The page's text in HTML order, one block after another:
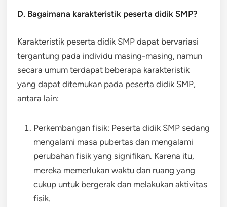
D. Bagaimana karakteristik peserta didik SMP?
Karakteristik peserta didik SMP dapat bervariasi
tergantung pada individu masing-masing, namun
secara umum terdapat beberapa karakteristik
yang dapat ditemukan pada peserta didik SMP,
antara lain:
Perkembangan fisik: Peserta didik SMP sedang
mengalami masa pubertas dan mengalami
perubahan fisik yang signifikan. Karena itu,
mereka memerlukan waktu dan ruang yang
cukup untuk bergerak dan melakukan aktivitas
fisik.